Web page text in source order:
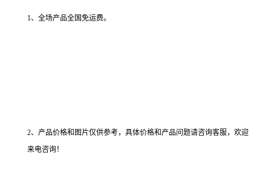
1、全场产品全国免运费。
2、产品价格和图片仅供参考，具体价格和产品问题请咨询客服，欢迎
来电咨询！